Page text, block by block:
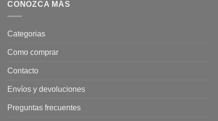
CONOZCA MÁS
Categorias
Como comprar
Contacto
Envíos y devoluciones
Preguntas frecuentes